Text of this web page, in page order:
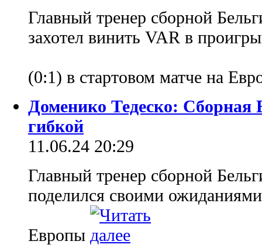
Главный тренер сборной
захотел винить VAR в
(0:1) в стартовом матче на
Доменико Тедеско: Сборная
гибкой
11.06.24 20:29
Главный тренер сборной
поделился своими
Европы